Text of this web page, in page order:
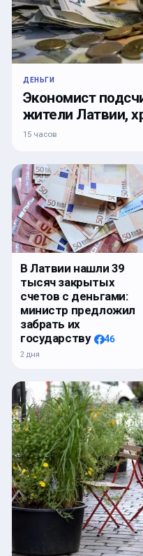
ДЕНЬГИ
Экономист
жители Латвии,
15 часов
В Латвии нашли 39
тысяч закрытых
счетов с деньгами:
министр предложил
забрать их
государству
46
2 дня